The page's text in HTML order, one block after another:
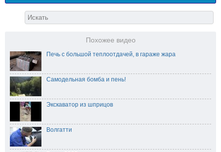
Похожее видео
Печь с большой теплоотдачей, в гараже жара
Самодельная бомба и пень!
Экскаватор из шприцов
Волгатти